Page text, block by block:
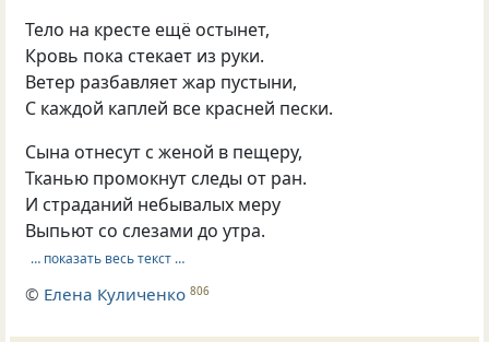
Тело на кресте ещё остынет,
Кровь пока стекает из руки.
Ветер разбавляет жар пустыни,
С каждой каплей все красней пески.
Сына отнесут с женой в пещеру,
Тканью промокнут следы от ран.
И страданий небывалых меру
Выпьют со слезами до утра.
… показать весь текст …
© Елена Куличенко 806